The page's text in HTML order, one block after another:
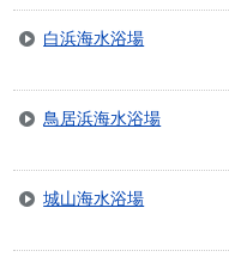
白浜海水浴場
鳥居浜海水浴場
城山海水浴場